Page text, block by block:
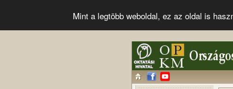
Mint a legtöbb weboldal, ez az oldal is